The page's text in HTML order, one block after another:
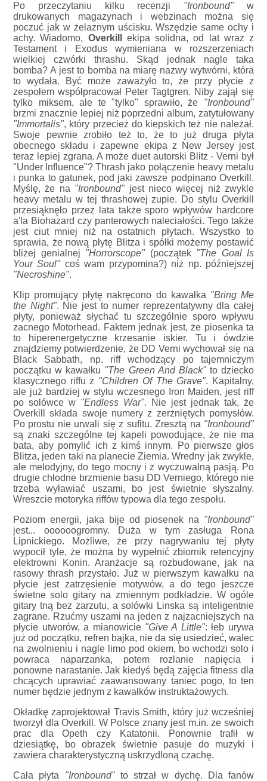
Po przeczytaniu kilku recenzji "Ironbound"w
drukowanych magazynach i webzinach można się
poczuć jak w żelaznym uścisku. Wszędzie same ochy i
achy. Wiadomo, Overkill
ekipa solidna, od lat wraz z
Testament i Exodus wymieniana w rozszerzeniach
wielkiej czwórki thrashu. Skąd jednak nagle taka
bomba? A jest to bomba na miarę nazwy wytwórni, która
to wydała. Być może zaważyło to, że przy płycie z
zespołem współpracował Peter Tagtgren. Niby zajął się
tylko miksem, ale te "tylko" sprawiło, że "Ironbound"
brzmi znacznie lepiej niż poprzedni album, zatytułowany
"Immortalis", który przecież do kiepskich też nie należał.
Swoje pewnie zrobiło też to, że to już druga płyta
obecnego składu i zapewne ekipa z New Jersey jest
teraz lepiej zgrana. A może duet autorski Blitz - Verni był
"Under Influence"? Thrash jako połączenie heavy metalu
i punka to gatunek, pod jaki zawsze podpinano Overkill.
Myślę, że na "Ironbound"jest nieco więcej niż zwykle
heavy metalu w tej thrashowej zupie. Do stylu Overkill
przesiąknęło przez lata także sporo wpływów hardcore
a'la Biohazard czy panterowych naleciałości. Tego także
jest ciut mniej niż na ostatnich płytach. Wszystko to
sprawia, że nową płytę Blitza i spółki możemy postawić
bliżej genialnej "Horrorscope"(początek "The Goal Is
Your Soul"coś wam przypomina?) niż np. późniejszej
"Necroshine".
Klip promujący płytę nakręcono do kawałka "Bring Me
the Night". Nie jest to numer reprezentatywny dla całej
płyty, ponieważ słychać tu szczególnie sporo wpływu
zacnego Motorhead. Faktem jednak jest, że piosenka ta
to hiperenergetyczne krzesanie iskier. Tu i ówdzie
znajdziemy potwierdzenie, że DD Verni wychował się na
Black Sabbath, np. riff wchodzący po tajemniczym
początku w kawałku "The Green And Black"to dziecko
klasycznego riffu z "Children Of The Grave". Kapitalny,
ale już bardziej w stylu wczesnego Iron Maiden, jest riff
po solówce w "Endless War". Nie jest jednak tak, że
Overkill składa swoje numery z zerżniętych pomysłów.
Po prostu nie urwali się z sufitu. Zresztą na "Ironbound"
są znaki szczególne tej kapeli powodujące, że nie ma
bata, aby pomylić ich z kimś innym. Po pierwsze głos
Blitza, jeden taki na planecie Ziemia. Wredny jak zwykle,
ale melodyjny, do tego mocny i z wyczuwalną pasją. Po
drugie chłodne brzmienie basu DD Verniego, którego nie
trzeba wyławiać uszami, bo jest świetnie słyszalny.
Wreszcie motoryka riffów typowa dla tego zespołu.
Poziom energii, jaka bije od piosenek na "Ironbound"
jest... oooooogromny. Duża w tym zasługa Rona
Lipnickiego. Możliwe, że przy nagrywaniu tej płyty
wypocił tyle, że można by wypełnić zbiornik retencyjny
elektrowni Konin. Aranżacje są rozbudowane, jak na
rasowy thrash przystało. Już w pierwszym kawałku na
płycie jest zatrzęsienie motywów, a do tego jeszcze
świetne solo gitary na zmiennym podkładzie. W ogóle
gitary tną bez zarzutu, a solówki Linska są inteligentnie
zagrane. Rzućmy uszami na jeden z najzacniejszych na
płycie utworów, a mianowicie "Give A Little": łeb urywa
już od początku, refren bajka, nie da się usiedzieć, walec
na zwolnieniu i nagle limo pod okiem, bo wchodzi solo i
powraca naparzanka, potem rozlanie napięcia i
ponowne narastanie. Jak kiedyś będą zajęcia fitness dla
chcących uprawiać zaawansowany taniec pogo, to ten
numer będzie jednym z kawałków instruktażowych.
Okładkę zaprojektował Travis Smith, który już wcześniej
tworzył dla Overkill. W Polsce znany jest m.in. ze swoich
prac dla Opeth czy Katatonii. Ponownie trafił w
dziesiątkę, bo obrazek świetnie pasuje do muzyki i
zawiera charakterystyczną uskrzydloną czachę.
Cała płyta "Ironbound"to strzał w dychę. Dla fanów